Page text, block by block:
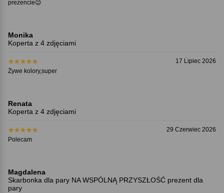
prezencie😉
Koperta z 4 zdjęciami
Monika
17 Lipiec 2026
Żywe kolory,super
Koperta z 4 zdjęciami
Renata
29 Czerwiec 2026
Polecam
Skarbonka dla pary NA WSPÓLNĄ PRZYSZŁOŚĆ prezent dla
pary
Magdalena